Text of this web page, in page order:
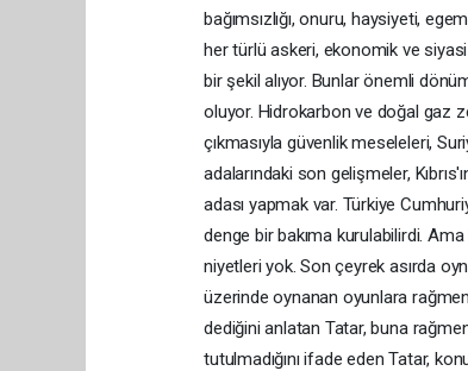
bağımsızlığı, onuru, haysiyeti,
her türlü askeri, ekonomik ve
bir şekil alıyor. Bunlar önemli
oluyor. Hidrokarbon ve doğal gaz
çıkmasıyla güvenlik meseleleri,
adalarındaki son gelişmeler,
adası yapmak var. Türkiye
denge bir bakıma kurulabilirdi.
niyetleri yok. Son çeyrek asırda
üzerinde oynanan oyunlara rağmen
dediğini anlatan Tatar, buna
tutulmadığını ifade eden Tatar,